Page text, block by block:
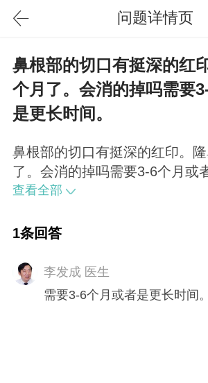
问题详情页
鼻根部的切口有挺深的红
个月了。会消的掉吗需要
是更长时间。
鼻根部的切口有挺深的红印。隆
了。会消的掉吗需要3-6个月或
查看全部
1条回答
李发成 医生
需要3-6个月或者是更长时间。